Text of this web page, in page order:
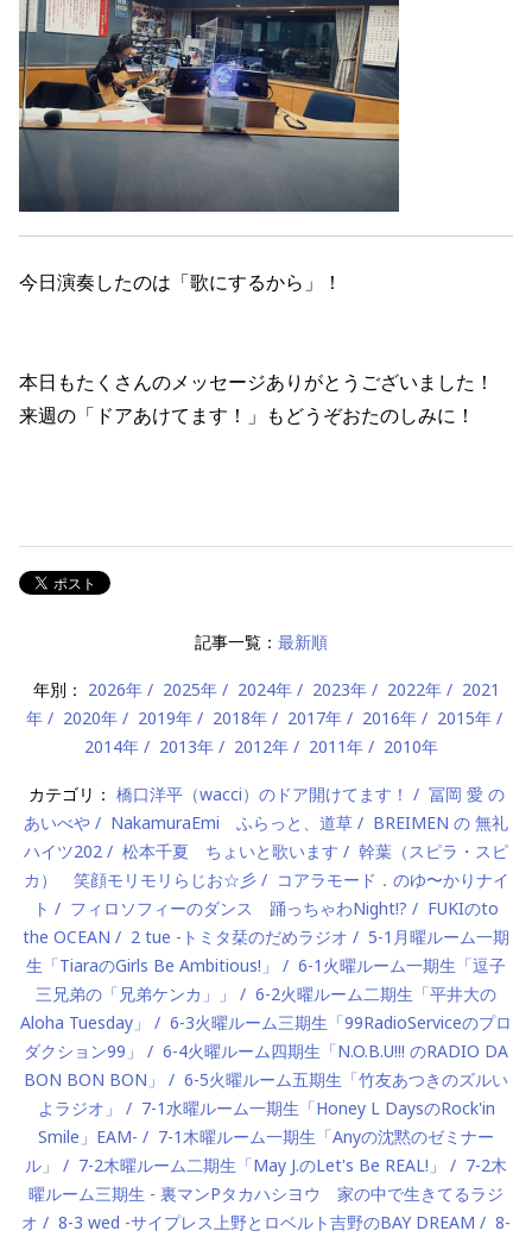
今日演奏したのは「歌にするから」！
本日もたくさんのメッセージありがとうございました！
来週の「ドアあけてます！」もどうぞおたのしみに！
記事一覧： 最新順
年別： 2026年 2025年 2024年 2023年 2022年
2021
年
2020年 2019年 2018年 2017年 2016年
2015年
2014年
2013年 2012年 2011年 2010年
カテゴリ： 橋口洋平（wacci）のドア開けてます！
冨岡 愛 の
あいべや
NakamuraEmi ふらっと、道草
BREIMEN の 無礼
ハイツ202
松本千夏 ちょいと歌います
幹葉（スピラ・スピ
カ） 笑顔モリモリらじお☆彡
コアラモード．のゆ〜かりナイ
ト
フィロソフィーのダンス 踊っちゃわNight!?
FUKIのto
the OCEAN
2 tue -トミタ栞のだめラジオ
5-1月曜ルーム一期
生「TiaraのGirls Be Ambitious!」
6-1火曜ルーム一期生「逗子
三兄弟の「兄弟ケンカ」」
6-2火曜ルーム二期生「平井大の
Aloha Tuesday」
6-3火曜ルーム三期生「99RadioServiceのプロ
ダクション99」
6-4火曜ルーム四期生「N.O.B.U!!! のRADIO DA
BON BON BON」
6-5火曜ルーム五期生「竹友あつきのズルい
よラジオ」
7-1水曜ルーム一期生「Honey L DaysのRock'in
Smile」EAM-
7-1木曜ルーム一期生「Anyの沈黙のゼミナー
ル」
7-2木曜ルーム二期生「May J.のLet's Be REAL!」
7-2木
曜ルーム三期生 - 裏マンPタカハシヨウ 家の中で生きてるラジ
オ
8-3 wed -サイプレス上野とロベルト吉野のBAY DREAM 8-